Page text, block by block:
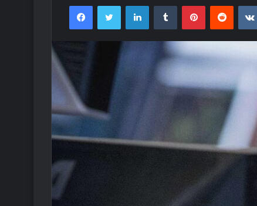
FacebookTwitter LinkedInTumblr PinterestReddit